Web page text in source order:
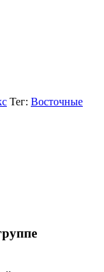
Тег: Восточные